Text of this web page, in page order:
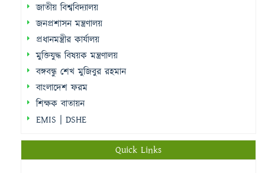
জাতীয় বিশ্ববিদ্যালয়
জনপ্রশাসন মন্ত্রণালয়
প্রধানমন্ত্রীর কার্যালয়
মুক্তিযুদ্ধ বিষয়ক মন্ত্রণালয়
বঙ্গবন্ধু শেখ মুজিবুর রহমান
বাংলাদেশ ফরম
শিক্ষক বাতায়ন
EMIS | DSHE
Quick Links